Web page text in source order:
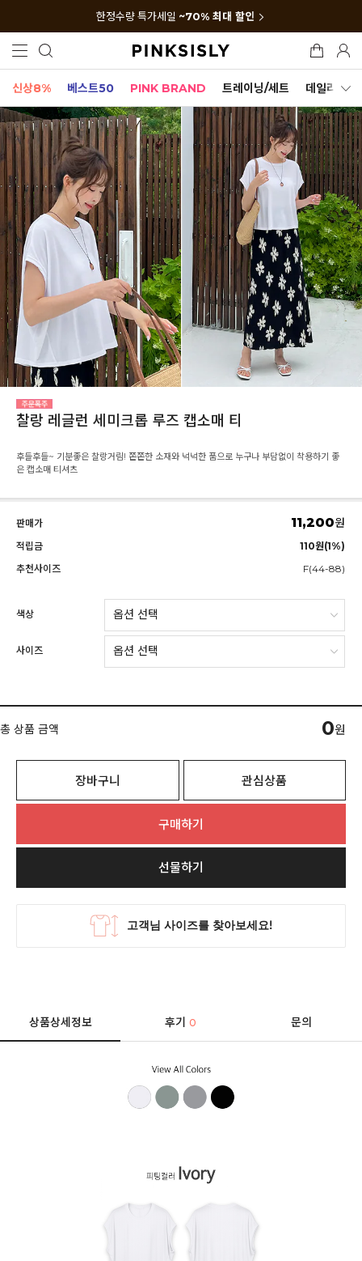
한정수량 특가세일 ~70% 최대 할인
신상8% 베스트50 PINK BRAND 트레이닝/세트 데일리세트
찰랑 레글런 세미크롭 루즈 캡소매 티
후들후들~ 기분좋은 찰랑거림! 쫀쫀한 소재와 넉넉한 품으로 누구나 부담없이 착용하기 좋
은 캡소매 티셔츠
판매가 11,200원
적립금
110원(1%)
추천사이즈
F(44-88)
색상
사이즈
총 상품 금액 0원
장바구니 관심상품
구매하기
선물하기
상품상세정보 후기0 문의